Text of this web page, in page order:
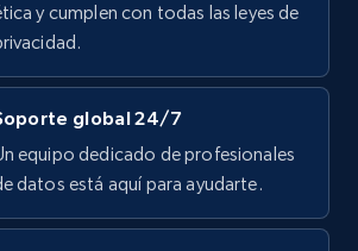
posts - Discovery records
URL
Youtuber md5, Video url,
Views, and more.
y cumplen con todas las leyes de
global 24/7
equipo dedicado de profesionales
datos está aquí para ayudarte.